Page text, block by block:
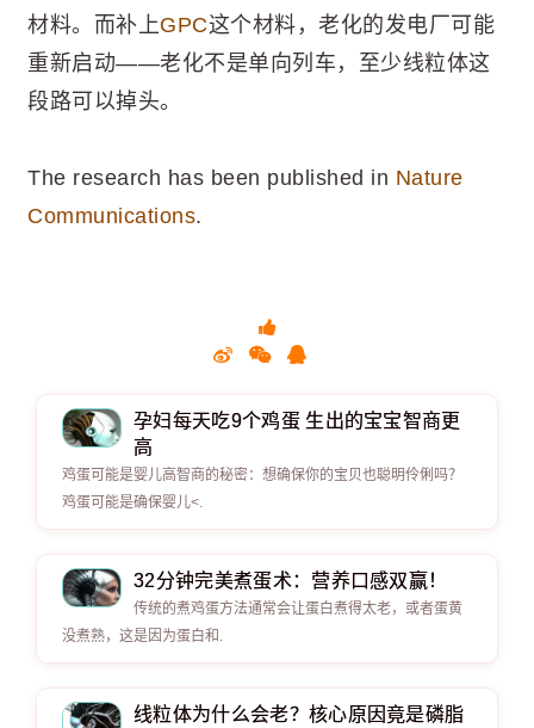
材料。而补上GPC这个材料，老化的发电厂可能
重新启动——老化不是单向列车，至少线粒体这
段路可以掉头。
The research has been published in Nature
Communications.
孕妇每天吃9个鸡蛋 生出的宝宝智商更
高
鸡蛋可能是婴儿高智商的秘密：想确保你的宝贝也聪明伶俐吗？
鸡蛋可能是确保婴儿<.
32分钟完美煮蛋术：营养口感双赢！
传统的煮鸡蛋方法通常会让蛋白煮得太老，或者蛋黄
没煮熟，这是因为蛋白和.
线粒体为什么会老？核心原因竟是磷脂